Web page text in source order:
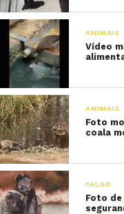
ANIMAIS
Vídeo
ANIMAIS
Foto
coala
FALSO
Foto de